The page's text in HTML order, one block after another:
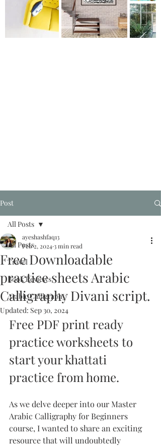
Post
All Posts
Travel
Book Reviews
Arabic Calligraphy
All Posts
Free Downloadable
practice sheets Arabic
Calligraphy Divani script.
ayeshashfaq13
Feb 2, 2024 3 min read
Updated: Sep 30, 2024
Free PDF print ready
practice worksheets to
start your khattati
practice from home.
As we delve deeper into our Master
Arabic Calligraphy for Beginners
course, I wanted to share an exciting
resource that will undoubtedly